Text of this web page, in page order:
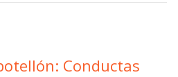
Conductas